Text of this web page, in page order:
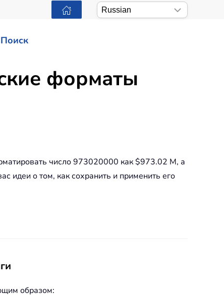
Поиск
форматы
число 973020000 как $973.02 M, а
идеи о том, как сохранить и применить его
образом: